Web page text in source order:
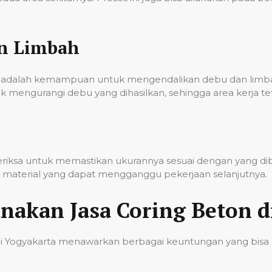
Limbah
kemampuan untuk mengendalikan debu dan
debu yang dihasilkan, sehingga area kerja
untuk memastikan ukurannya sesuai dengan yang
yang dapat mengganggu pekerjaan selanjutnya.
Jasa Coring Beton
menawarkan berbagai keuntungan yang